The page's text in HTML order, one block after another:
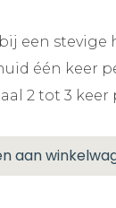
een stevige
één keer
2 tot 3 keer
aan